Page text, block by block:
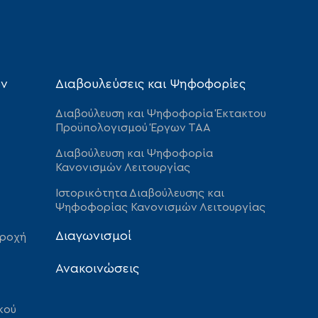
Διαβουλεύσεις και Ψηφοφορίες
Διαβούλευση και Ψηφοφορία Έκτακτου
Προϋπολογισμού Έργων ΤΑΑ
Διαβούλευση και Ψηφοφορία
Κανονισμών Λειτουργίας
Ιστορικότητα Διαβούλευσης και
Ψηφοφορίας Κανονισμών Λειτουργίας
Διαγωνισμοί
Ανακοινώσεις